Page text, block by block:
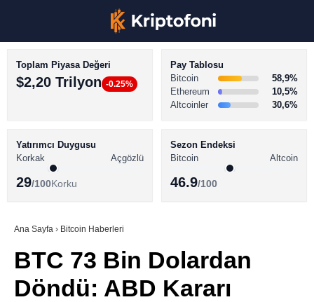
Youtube
TikTok
BİTCOİN HABERLERİ
ALTCOİN HABERLERİ
SÖZLÜK
Toplam Piyasa Değeri
$2,20 Trilyon -0.25%
Pay Tablosu
Bitcoin
58,9%
Ethereum
10,5%
Altcoinler
30,6%
Yatırımcı Duygusu
Korkak
Açgözlü
29/100Korku
Sezon Endeksi
Bitcoin
Altcoin
46.9/100
Ana Sayfa › Bitcoin Haberleri
BTC 73 Bin Dolardan
Döndü: ABD Kararı